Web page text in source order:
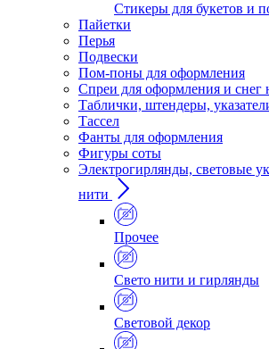
Стикеры для букетов и
Пайетки
Перья
Подвески
Пом-поны для оформления
Спреи для оформления и снег
Таблички, штендеры,
Тассел
Фанты для оформления
Фигуры соты
Электрогирлянды, световые
нити
Прочее
Свето нити и гирлянды
Световой декор